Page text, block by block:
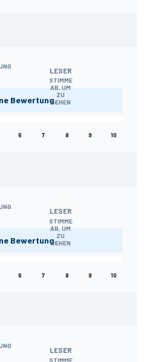
LESER
STIMME
AB, UM
ZU
SEHEN
Bewertung.
6 7 8 9 10
LESER
STIMME
AB, UM
ZU
SEHEN
Bewertung.
6 7 8 9 10
LESER
STIMME